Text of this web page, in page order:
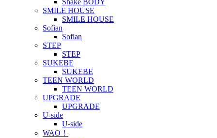
Shake BODY
SMILE HOUSE
SMILE HOUSE
Sofian
Sofian
STEP
STEP
SUKEBE
SUKEBE
TEEN WORLD
TEEN WORLD
UPGRADE
UPGRADE
U-side
U-side
WAO！